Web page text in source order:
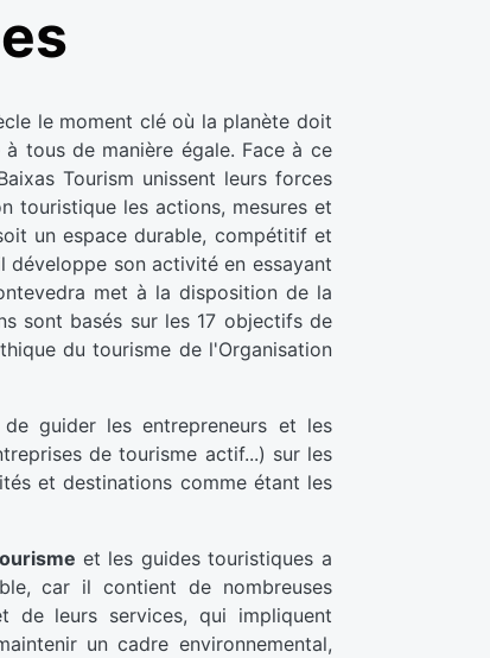
le moment clé où la planète doit
tous de manière égale. Face à ce
Tourism unissent leurs forces
touristique les actions, mesures et
un espace durable, compétitif et
son activité en essayant
met à la disposition de la
sont basés sur les 17 objectifs de
du tourisme de l'Organisation
guider les entrepreneurs et les
de tourisme actif...) sur les
et destinations comme étant les
et les guides touristiques a
car il contient de nombreuses
leurs services, qui impliquent
un cadre environnemental,